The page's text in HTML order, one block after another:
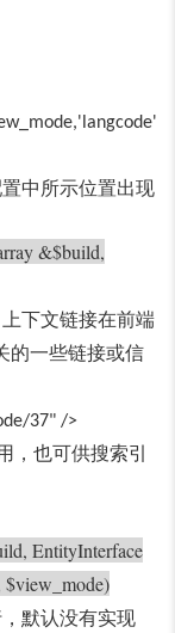
中所示位置出现
&$build,
下文链接在前端
的一些链接或信
37" />
，也可供搜索引
EntityInterface
默认没有实现